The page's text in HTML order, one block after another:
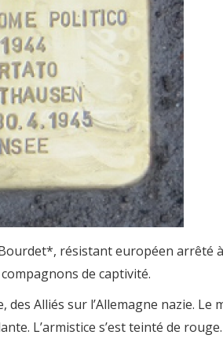
résistant européen arrêté
de captivité.
des Alliés sur l’Allemagne nazie.
L’armistice s’est teinté de rouge.